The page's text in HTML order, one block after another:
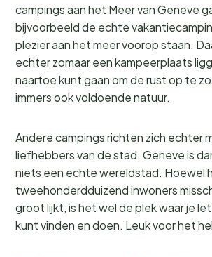
campings aan het Meer van Geneve
bijvoorbeeld de echte
plezier aan het meer voorop staan.
echter zomaar een kampeerplaats
naartoe kunt gaan om de rust op te
immers ook voldoende natuur.
Andere campings richten zich echter
liefhebbers van de stad. Geneve is
niets een echte wereldstad. Hoewel
tweehonderdduizend inwoners
groot lijkt, is het wel de plek waar je
kunt vinden en doen. Leuk voor het